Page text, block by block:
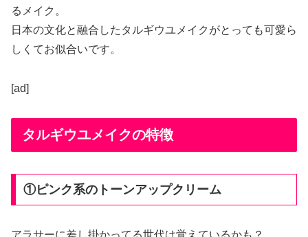
るメイク。
日本の文化と融合したタルギウユメイクがとっても可愛ら
しくてお似合いです。
[ad]
タルギウユメイクの特徴
①ピンク系のトーンアップクリーム
アラサーに差し掛かってる世代は覚えているかも？